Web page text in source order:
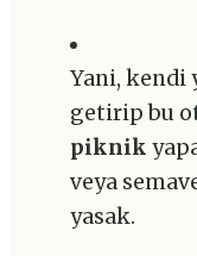
Yani, kendi
getirip bu
piknik
veya
yasak.